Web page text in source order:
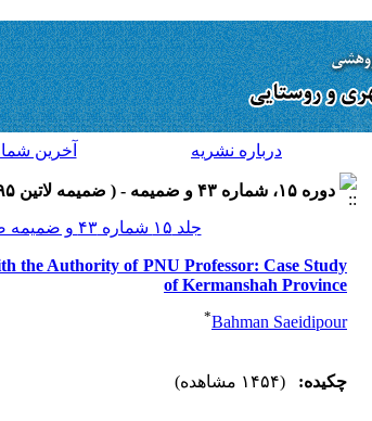
درباره نشريه آخرين
دوره ۱۵، شماره ۴۳ و ضميمه - ( ضميمه لاتين ۱۳۹۵ )
جلد ۱۵ شماره ۴۳ و ضميمه صفحات ۲۶۰-۲۴۹
the Authority of PNU Professor: Case Study
of Kermanshah Province
Bahman Saeidipour
*
چکیده: (۱۴۵۴ مشاهده)